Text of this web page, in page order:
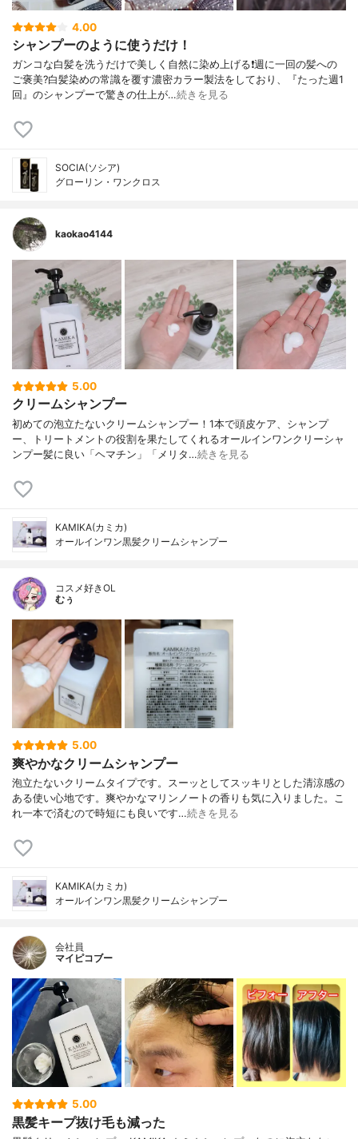
4.00
シャンプーのように使うだけ！
ガンコな白髪を洗うだけで美しく自然に染め上げる❗週に一回の髪への
ご褒美?白髪染めの常識を覆す濃密カラー製法をしており、『たった週1
回』のシャンプーで驚きの仕上が…続きを見る
SOCIA(ソシア)
グローリン・ワンクロス
kaokao4144
5.00
クリームシャンプー
初めての泡立たないクリームシャンプー！1本で頭皮ケア、シャンプ
ー、トリートメントの役割を果たしてくれるオールインワンクリーシャ
ンプー髪に良い「ヘマチン」「メリタ…続きを見る
KAMIKA(カミカ)
オールインワン黒髪クリームシャンプー
コスメ好きOL
むぅ
5.00
爽やかなクリームシャンプー
泡立たないクリームタイプです。スーッとしてスッキリとした清涼感の
ある使い心地です。爽やかなマリンノートの香りも気に入りました。こ
れ一本で済むので時短にも良いです…続きを見る
KAMIKA(カミカ)
オールインワン黒髪クリームシャンプー
会社員
マイピコブー
5.00
黒髪キープ抜け毛も減った